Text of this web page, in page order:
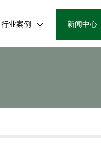
行业案例  新闻中心